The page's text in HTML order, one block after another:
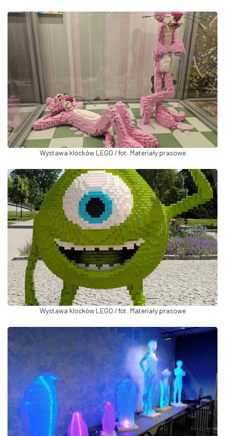
Wystawa klocków LEGO / fot. Materiały prasowe
Wystawa klocków LEGO / fot. Materiały prasowe